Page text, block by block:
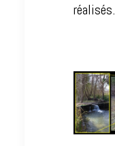
réalisés.